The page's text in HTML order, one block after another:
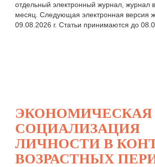
отдельный электронный журнал, журнал
месяц. Следующая электронная версия
09.08.2026 г. Статьи принимаются до
ЭКОНОМИЧЕСКАЯ
СОЦИАЛИЗАЦИЯ
ЛИЧНОСТИ В
ВОЗРАСТНЫХ